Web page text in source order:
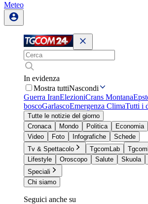
Meteo
In evidenza
Mostra tuttiNascondi
Guerra IranElezioniCrans Montana
boscoGarlascoEmergenza ClimaTutti i
Tutte le notizie del giorno
Cronaca
Mondo Politica Economia
Video
Foto Infografiche
Schede
Tv & Spettacolo
TgcomLab
Lifestyle
Oroscopo Salute Skuola
Speciali
Chi siamo
Seguici anche su